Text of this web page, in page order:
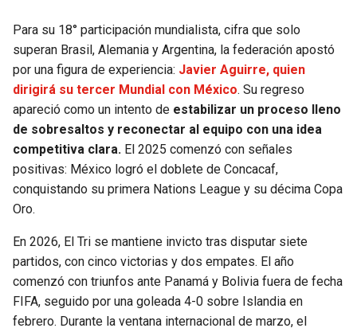
Para su 18° participación mundialista, cifra que solo
superan Brasil, Alemania y Argentina, la federación apostó
por una figura de experiencia: Javier Aguirre, quien
dirigirá su tercer Mundial con México. Su regreso
apareció como un intento de estabilizar un proceso lleno
de sobresaltos y reconectar al equipo con una idea
competitiva clara. El 2025 comenzó con señales
positivas: México logró el doblete de Concacaf,
conquistando su primera Nations League y su décima Copa
Oro.
En 2026, El Tri se mantiene invicto tras disputar siete
partidos, con cinco victorias y dos empates. El año
comenzó con triunfos ante Panamá y Bolivia fuera de fecha
FIFA, seguido por una goleada 4-0 sobre Islandia en
febrero. Durante la ventana internacional de marzo, el